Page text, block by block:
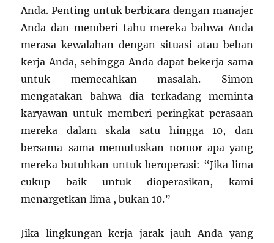
Anda. Penting untuk berbicara dengan manajer
Anda dan memberi tahu mereka bahwa Anda
merasa kewalahan dengan situasi atau beban
kerja Anda, sehingga Anda dapat bekerja sama
untuk memecahkan masalah. Simon
mengatakan bahwa dia terkadang meminta
karyawan untuk memberi peringkat perasaan
mereka dalam skala satu hingga 10, dan
bersama-sama memutuskan nomor apa yang
mereka butuhkan untuk beroperasi: “Jika lima
cukup baik untuk dioperasikan, kami
menargetkan lima , bukan 10.”
Jika lingkungan kerja jarak jauh Anda yang